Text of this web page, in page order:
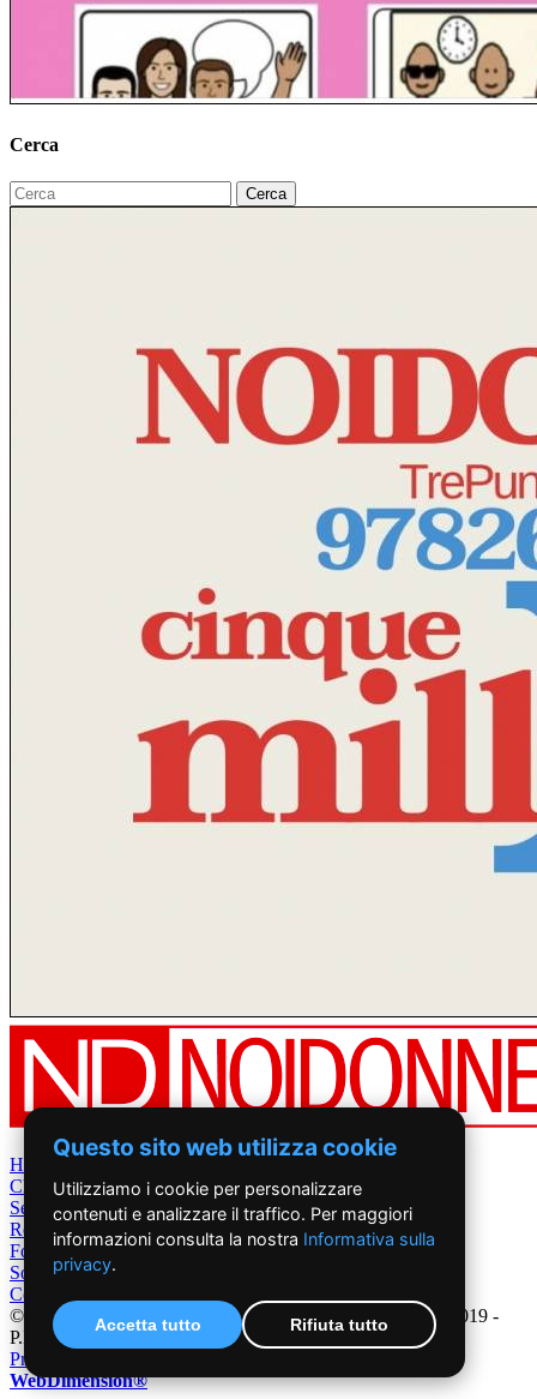
Cerca
Home
Chi Siamo
Settimanale
Rete News
Foto&Video
Sostienici
Contatti
©2019 - NoiDonne - Iscrizione ROC n.33421 del 23 /09/ 2019 -
P.IVA 00878931005
Privacy Policy
WebDimension®
Questo sito web utilizza cookie
Utilizziamo i cookie per personalizzare
contenuti e analizzare il traffico. Per maggiori
informazioni consulta la nostra Informativa sulla
privacy.
Accetta tutto Rifiuta tutto